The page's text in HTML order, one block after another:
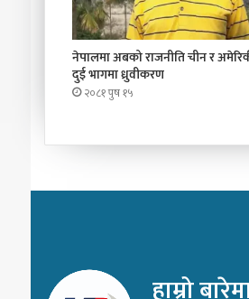
नेपालमा अबको राजनीति चीन र
दुई भागमा ध्रुवीकरण
२०८१ पुष १५
हाम्रो